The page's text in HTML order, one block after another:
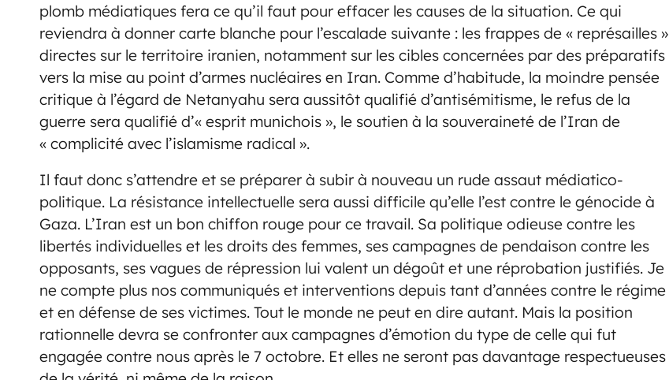
plomb médiatiques fera ce qu’il faut pour effacer les causes de la situation. Ce qui
reviendra à donner carte blanche pour l’escalade suivante : les frappes de « représailles »
directes sur le territoire iranien, notamment sur les cibles concernées par des préparatifs
vers la mise au point d’armes nucléaires en Iran. Comme d’habitude, la moindre pensée
critique à l’égard de Netanyahu sera aussitôt qualifié d’antisémitisme, le refus de la
guerre sera qualifié d’« esprit munichois », le soutien à la souveraineté de l’Iran de
« complicité avec l’islamisme radical ».
Il faut donc s’attendre et se préparer à subir à nouveau un rude assaut médiatico-
politique. La résistance intellectuelle sera aussi difficile qu’elle l’est contre le génocide à
Gaza. L’Iran est un bon chiffon rouge pour ce travail. Sa politique odieuse contre les
libertés individuelles et les droits des femmes, ses campagnes de pendaison contre les
opposants, ses vagues de répression lui valent un dégoût et une réprobation justifiés. Je
ne compte plus nos communiqués et interventions depuis tant d’années contre le régime
et en défense de ses victimes. Tout le monde ne peut en dire autant. Mais la position
rationnelle devra se confronter aux campagnes d’émotion du type de celle qui fut
engagée contre nous après le 7 octobre. Et elles ne seront pas davantage respectueuses